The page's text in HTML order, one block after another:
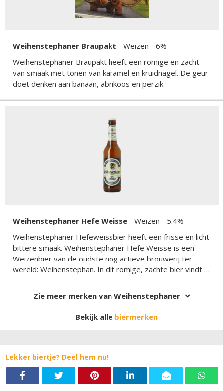
Weihenstephaner Braupakt - Weizen - 6%
Weihenstephaner Braupakt heeft een romige en zacht
van smaak met tonen van karamel en kruidnagel. De geur
doet denken aan banaan, abrikoos en perzik
Weihenstephaner Hefe Weisse - Weizen - 5.4%
Weihenstephaner Hefeweissbier heeft een frisse en licht
bittere smaak. Weihenstephaner Hefe Weisse is een
Weizenbier van de oudste nog actieve brouwerij ter
wereld: Weihenstephan. In dit romige, zachte bier vindt je
Zie meer merken van Weihenstephaner
Bekijk alle biermerken
Lekker biertje? Deel hem nu!